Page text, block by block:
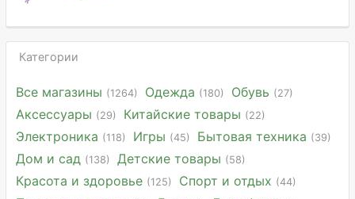
Категории
Все магазины (1264) Одежда (180) Обувь (27)
Аксессуары (29) Китайские товары (22)
Электроника (118) Игры (45) Бытовая техника (39)
Дом и сад (138) Детские товары (58)
Красота и здоровье (125) Спорт и отдых (44)